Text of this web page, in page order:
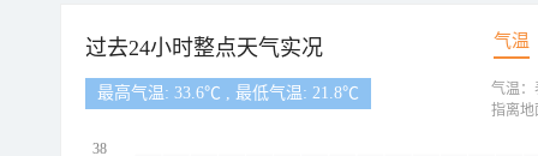
过去24小时整点天气实况 气温
最高气温: 33.6℃ , 最低气温: 21.8℃
38
气温：
指离地